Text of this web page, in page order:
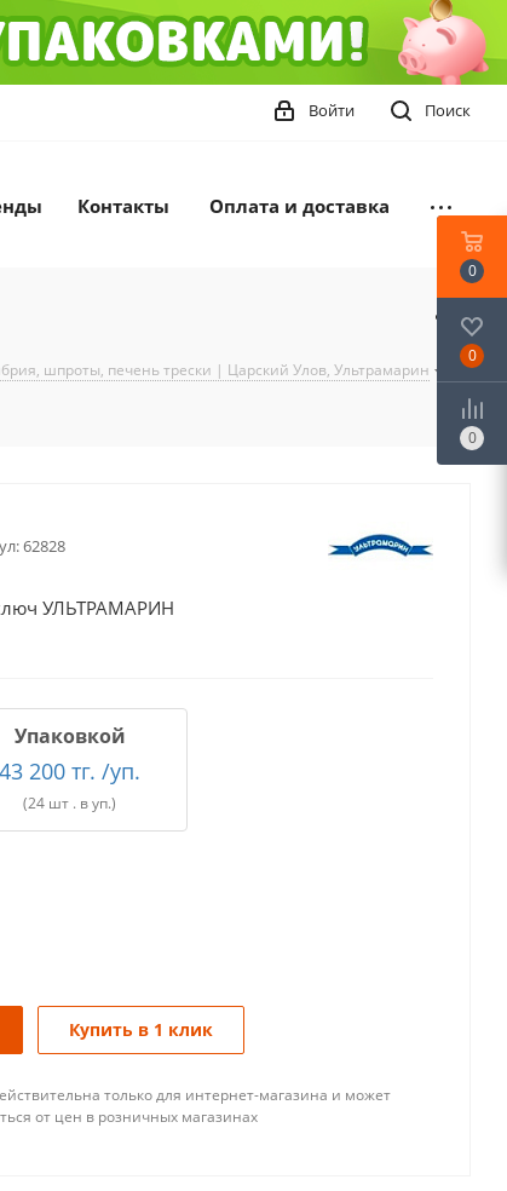
Поиск
Войти
Контакты Оплата и доставка
шпроты, печень трески | Царский Улов, Ультрамарин
62828
УЛЬТРАМАРИН
Упаковкой
43 200 тг. /уп.
(24 шт . в уп.)
Купить в 1 клик
только для интернет-магазина и может
от цен в розничных магазинах
0
0
0